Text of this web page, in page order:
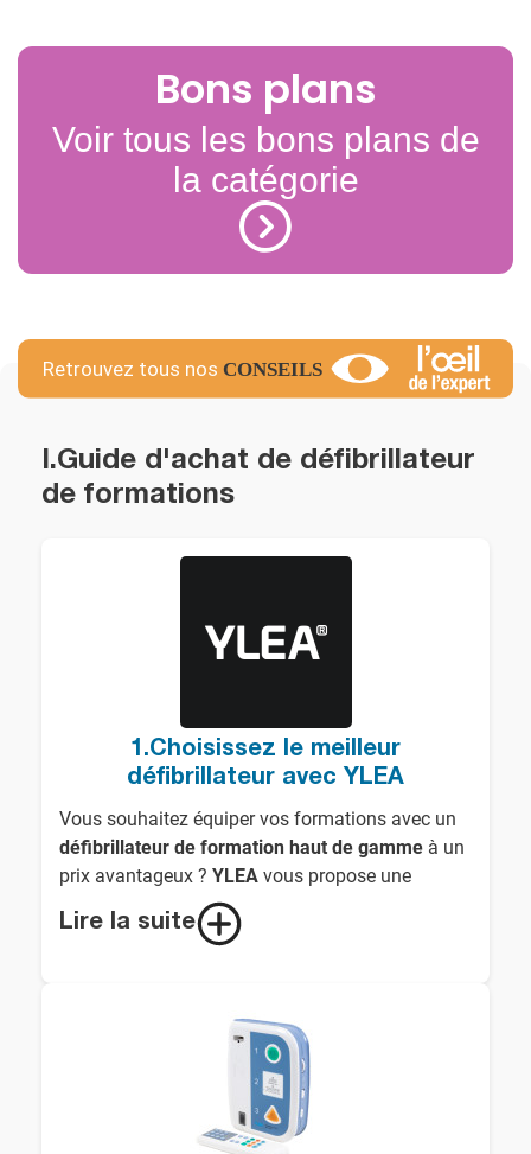
Bons plans
Voir tous les bons plans de
la catégorie
I.Guide d'achat de défibrillateur
de formations
1.Choisissez le meilleur
défibrillateur avec YLEA
Vous souhaitez équiper vos formations avec un
défibrillateur de formation haut de gamme à un
prix avantageux ? YLEA vous propose une
sélection minutieuse de défibrillateurs de
formationdes plus grandes marques,
nos défibrillateurs de
Lire la suite